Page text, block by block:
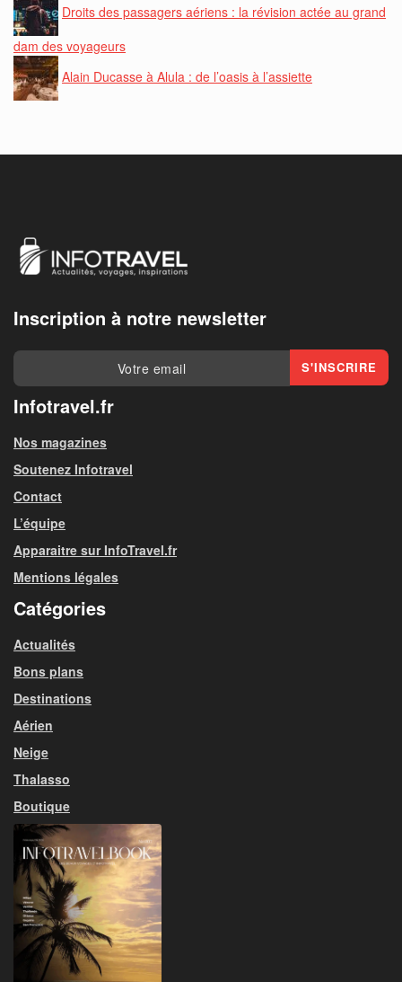
Droits des passagers aériens : la révision actée au grand
dam des voyageurs
Alain Ducasse à Alula : de l’oasis à l’assiette
Inscription à notre newsletter
Infotravel.fr
Nos magazines
Soutenez Infotravel
Contact
L’équipe
Apparaitre sur InfoTravel.fr
Mentions légales
Catégories
Actualités
Bons plans
Destinations
Aérien
Neige
Thalasso
Boutique